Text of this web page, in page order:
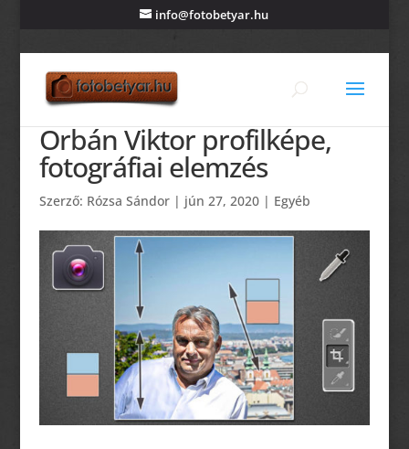
info@fotobetyar.hu
Orbán Viktor profilképe,
fotográfiai elemzés
Szerző: Rózsa Sándor| jún 27, 2020| Egyéb